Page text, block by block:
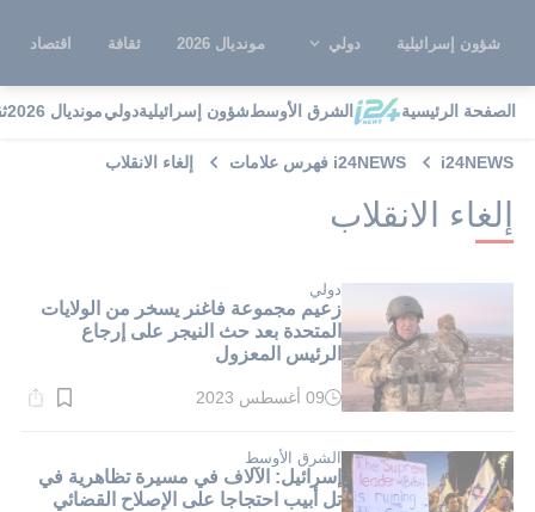
شؤون إسرائيلية دولي مونديال 2026 ثقافة اقتصاد
الصفحة الرئيسية الشرق الأوسطشؤون إسرائيليةدوليمونديال 2026
i24NEWS i24NEWS فهرس علامات إلغاء الانقلاب
إلغاء الانقلاب
دولي
زعيم مجموعة فاغنر يسخر من الولايات
المتحدة بعد حث النيجر على إرجاع
الرئيس المعزول
وقت
دقيقة.
09 أغسطس 2023
الشرق الأوسط
إسرائيل: الآلاف في مسيرة تظاهرية في
تل أبيب احتجاجا على الإصلاح القضائي